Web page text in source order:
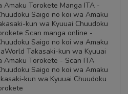
Amaku Torokete Manga ITA -
Saigo no koi wa Amaku
kun wa Kyuuai Chuudoku
Scan manga online -
Saigo no koi wa Amaku
Takasaki-kun wa Kyuuai
Amaku Torokete - Scan ITA
Saigo no koi wa Amaku
kun wa Kyuuai Chuudoku